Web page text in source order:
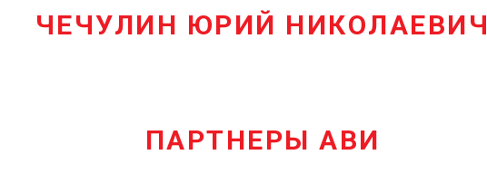
ЧЕЧУЛИН ЮРИЙ НИКОЛАЕВИЧ
ПАРТНЕРЫ АВИ